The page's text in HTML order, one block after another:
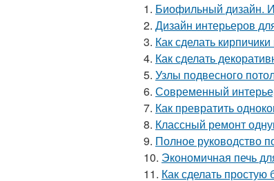
1. Биофильный дизайн.
2. Дизайн интерьеров
3. Как сделать
4. Как сделать
5. Узлы подвесного
6. Современный
7. Как превратить
8. Классный ремонт
9. Полное руководство
10. Экономичная печь
11. Как сделать